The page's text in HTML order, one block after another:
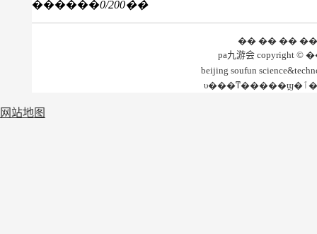
������0/200��
�� �� ��
beijing soufun
网站地图